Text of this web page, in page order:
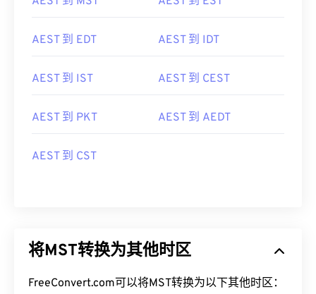
AEST 到 EDT AEST 到 IDT
AEST 到 IST AEST 到 CEST
AEST 到 PKT AEST 到 AEDT
AEST 到 CST
将MST转换为其他时区
FreeConvert.com可以将MST转换为以下其他时区：